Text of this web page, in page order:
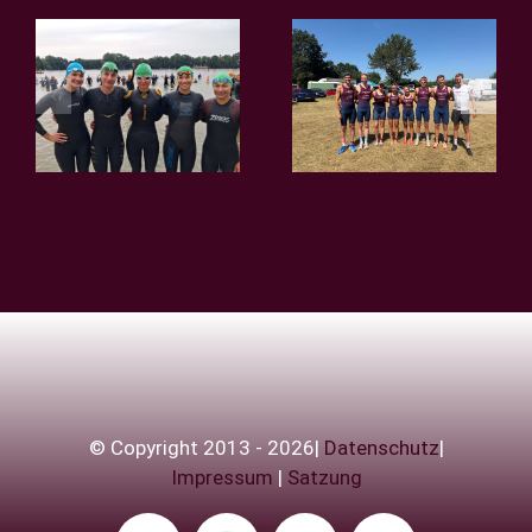
2. Bundesliga
– Bergfest in
Verl!
Teamsprint
der
Regionalliga
in Rostock
© Copyright 2013 - 2026| Datenschutz|
Impressum | Satzung